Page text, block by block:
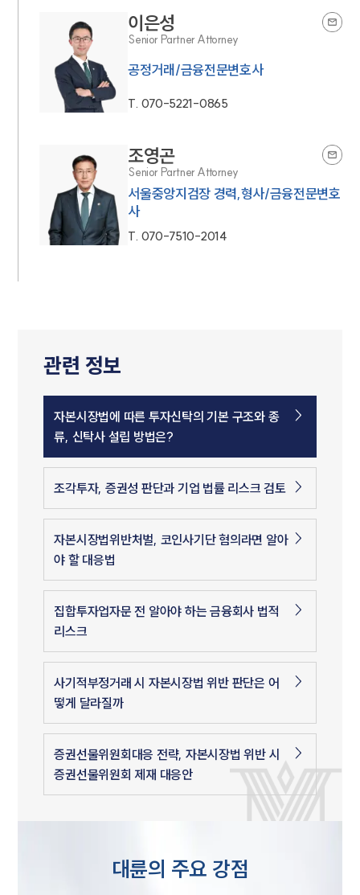
이은성
Senior Partner Attorney
공정거래/금융전문변호사
T. 070-5221-0865
조영곤
Senior Partner Attorney
서울중앙지검장 경력,형사/금융전문변호
사
T. 070-7510-2014
관련 정보
자본시장법에 따른 투자신탁의 기본 구조와 종
류, 신탁사 설립 방법은?
조각투자, 증권성 판단과 기업 법률 리스크 검토
자본시장법위반처벌, 코인사기단 혐의라면 알아
야 할 대응법
집합투자업자문 전 알아야 하는 금융회사 법적
리스크
사기적부정거래 시 자본시장법 위반 판단은 어
떻게 달라질까
증권선물위원회대응 전략, 자본시장법 위반 시
증권선물위원회 제재 대응안
대륜의 주요 강점